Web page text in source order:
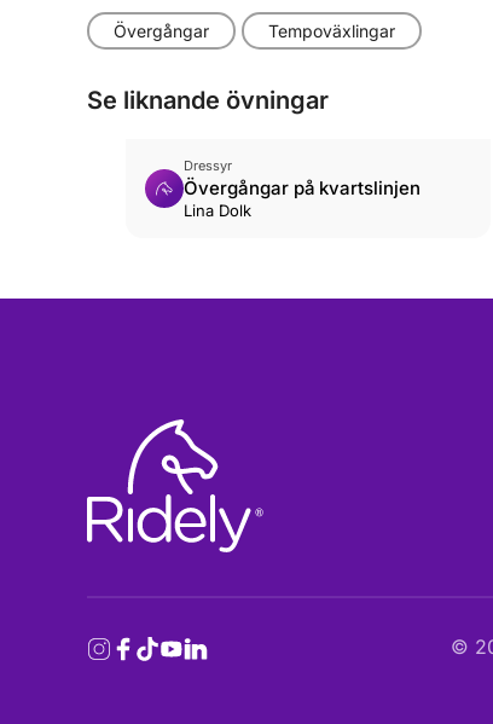
Övergångar Tempoväxlingar
Se liknande övningar
Dressyr
Övergångar på kvartslinjen
Lina Dolk
©